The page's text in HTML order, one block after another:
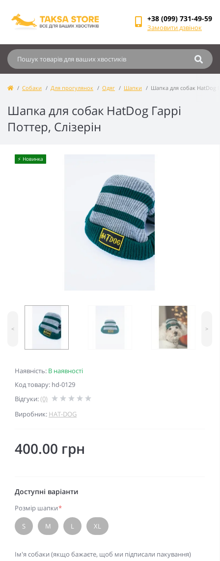
+38 (099) 731-49-59
Замовити дзвінок
Собаки Для прогулянок Одяг Шапки Шапка для собак HatDog
Шапка для собак HatDog Гаррі
Поттер, Слізерін
Наявність: В наявності
Код товару: hd-0129
Відгуки:(0)
Виробник: HAT-DOG
⚡️ Новинка
< >
400.00 грн
Доступні варіанти
Розмір шапки*
S M L XL
Ім'я собаки (якщо бажаєте, щоб ми підписали пакування)